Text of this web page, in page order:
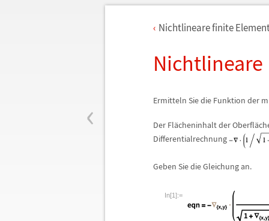
‹
Nichtlineare finite
Nichtlineare
Ermitteln Sie die Funktion der
Der Flächeninhalt der Oberflä
Differentialrechnung
Geben Sie die Gleichung an.
In[1]:=